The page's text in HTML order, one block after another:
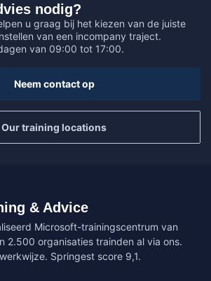
nodig?
u graag bij het kiezen van de juiste
van een incompany traject.
van 09:00 tot 17:00.
Neem contact op
Our training locations
& Advice
Microsoft-trainingscentrum van
2.500 organisaties trainden al via ons.
Springest score 9,1.